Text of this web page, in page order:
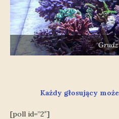
Każdy głosujący
[poll id=”2″]